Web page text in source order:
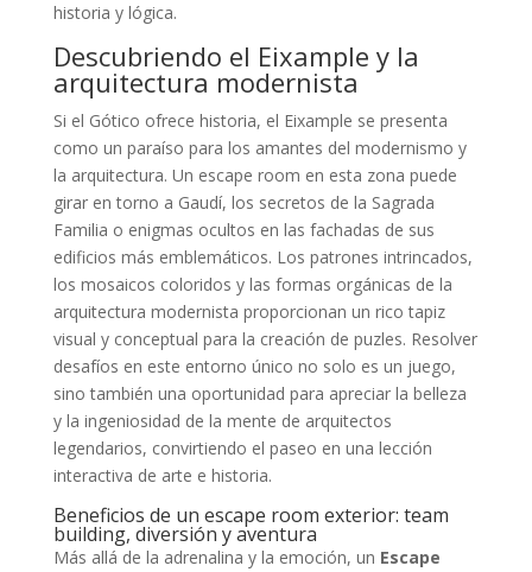
historia y lógica.
Descubriendo el Eixample y la
arquitectura modernista
Si el Gótico ofrece historia, el Eixample se presenta
como un paraíso para los amantes del modernismo y
la arquitectura. Un escape room en esta zona puede
girar en torno a Gaudí, los secretos de la Sagrada
Familia o enigmas ocultos en las fachadas de sus
edificios más emblemáticos. Los patrones intrincados,
los mosaicos coloridos y las formas orgánicas de la
arquitectura modernista proporcionan un rico tapiz
visual y conceptual para la creación de puzles. Resolver
desafíos en este entorno único no solo es un juego,
sino también una oportunidad para apreciar la belleza
y la ingeniosidad de la mente de arquitectos
legendarios, convirtiendo el paseo en una lección
interactiva de arte e historia.
Beneficios de un escape room exterior: team
building, diversión y aventura
Más allá de la adrenalina y la emoción, un Escape